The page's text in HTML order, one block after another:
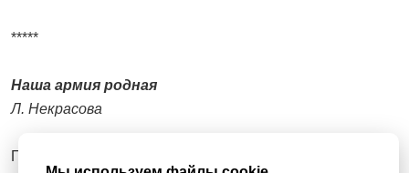
*****
Наша армия родная
Л. Некрасова
Пограничник на границе